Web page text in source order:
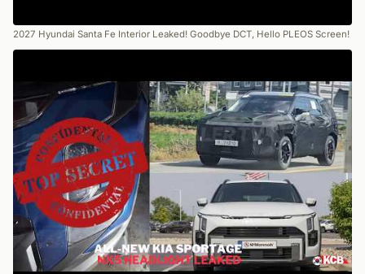
2027 Hyundai Santa Fe Interior Leaked! Goodbye DCT, Hello PLEOS Screen!